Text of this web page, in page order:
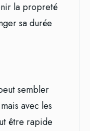
la propreté
sa durée
sembler
avec les
être rapide